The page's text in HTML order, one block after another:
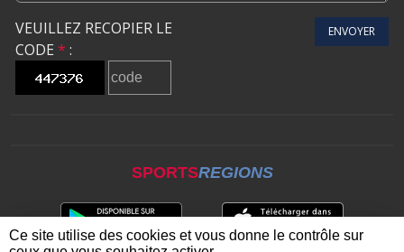
VEUILLEZ RECOPIER LE
CODE * :
ENVOYER
SPORTSREGIONS
Ce site utilise des cookies et vous donne le contrôle sur